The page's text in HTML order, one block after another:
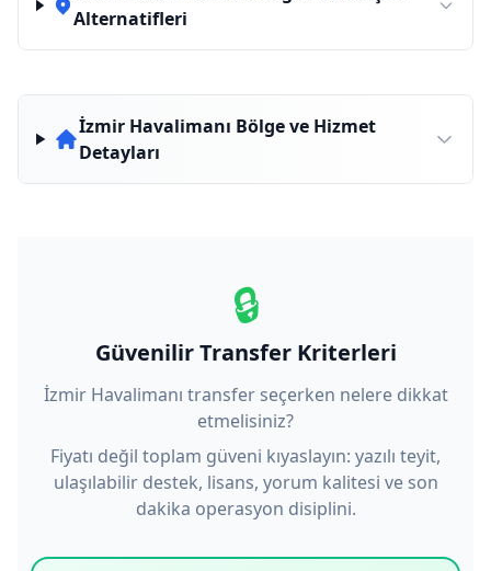
Alternatifleri
İzmir Havalimanı Bölge ve Hizmet
Detayları
🔒
Güvenilir Transfer Kriterleri
İzmir Havalimanı transfer seçerken nelere dikkat
etmelisiniz?
Fiyatı değil toplam güveni kıyaslayın: yazılı teyit,
ulaşılabilir destek, lisans, yorum kalitesi ve son
dakika operasyon disiplini.